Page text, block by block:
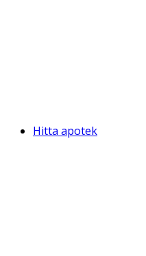
Hitta apotek